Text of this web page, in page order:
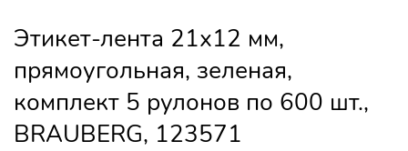
Этикет-лента 21х12 мм,
прямоугольная, зеленая,
комплект 5 рулонов по 600 шт.,
BRAUBERG, 123571